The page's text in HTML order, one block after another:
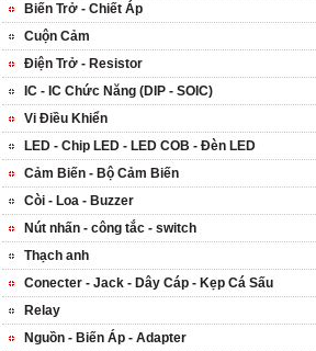
Biến Trở - Chiết Áp
Cuộn Cảm
Điện Trở - Resistor
IC - IC Chức Năng (DIP - SOIC)
Vi Điều Khiển
LED - Chip LED - LED COB - Đèn LED
Cảm Biến - Bộ Cảm Biến
Còi - Loa - Buzzer
Nút nhấn - công tắc - switch
Thạch anh
Conecter - Jack - Dây Cáp - Kẹp Cá Sấu
Relay
Nguồn - Biến Áp - Adapter